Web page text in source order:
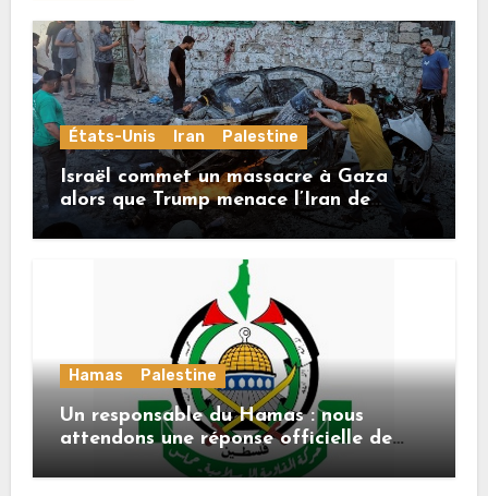
États-Unis Iran Palestine
Israël commet un massacre à Gaza
alors que Trump menace l’Iran de
«décapitation»
Hamas Palestine
Un responsable du Hamas : nous
attendons une réponse officielle de
Mladenov concernant la feuille de
route de la deuxième phase de l’accord